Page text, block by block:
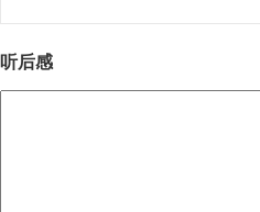
听后感